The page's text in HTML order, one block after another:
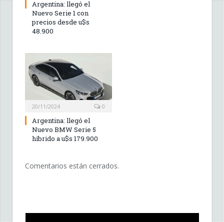
Argentina: llegó el
Nuevo Serie 1 con
precios desde u$s
48.900
20/11/2024 0
Argentina: llegó el
Nuevo BMW Serie 5
híbrido a u$s 179.900
Comentarios están cerrados.